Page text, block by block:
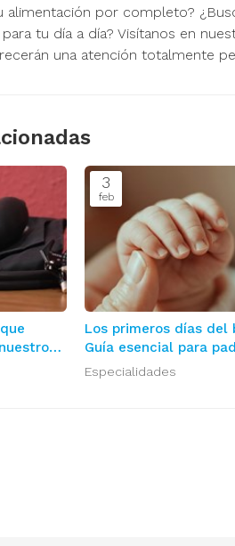
alimentación por completo?
tu día a día? Visítanos en
una atención totalmente
3
feb
Los primeros días del
Guía esencial para
primerizos
Especialidades